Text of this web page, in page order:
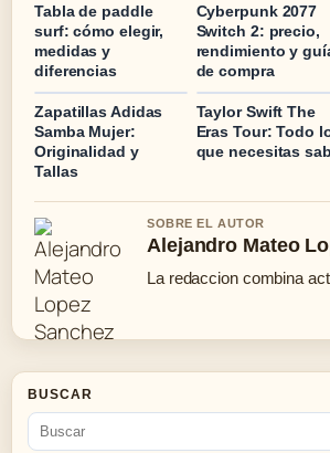
Tabla de paddle
surf: cómo elegir,
medidas y
diferencias
Cyberpunk 2077
Switch 2: precio,
rendimiento y
de compra
Zapatillas Adidas
Samba Mujer:
Originalidad y
Tallas
Taylor Swift The
Eras Tour: Todo
que necesitas
SOBRE EL AUTOR
Alejandro Mateo
La redaccion combina
BUSCAR